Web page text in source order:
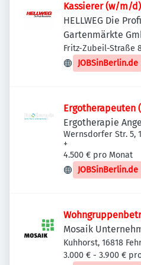
Kassierer (w/m/d)
HELLWEG Die
Gartenmärkte
Fritz-Zubeil-Straße
Deutschland
JOBSinBerlin.de
Ergotherapeuten
Ergotherapie
Wernsdorfer Str. 5,
+
4.500 € pro Monat
JOBSinBerlin.de
Mosaik
Kuhhorst, 16818
Deutschland
3.000 € - 3.900 €